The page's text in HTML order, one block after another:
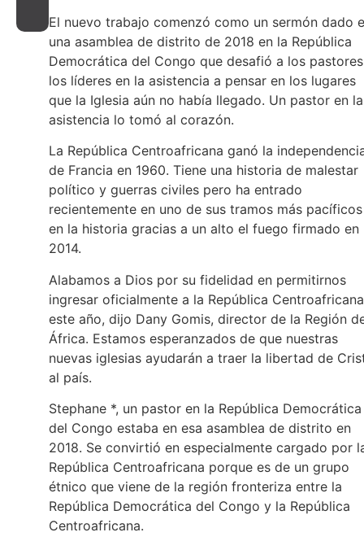
El nuevo trabajo comenzó como un sermón dado
una asamblea de distrito de 2018 en la República
Democrática del Congo que desafió a los
los líderes en la asistencia a pensar en los lugares
que la Iglesia aún no había llegado. Un pastor en la
asistencia lo tomó al corazón.
La República Centroafricana ganó la
de Francia en 1960. Tiene una historia de malestar
político y guerras civiles pero ha entrado
recientemente en uno de sus tramos más pacíficos
en la historia gracias a un alto el fuego firmado en
2014.
Alabamos a Dios por su fidelidad en permitirnos
ingresar oficialmente a la República Centroafricana
este año, dijo Dany Gomis, director de la Región
África. Estamos esperanzados de que nuestras
nuevas iglesias ayudarán a traer la libertad de
al país.
Stephane *, un pastor en la República Democrática
del Congo estaba en esa asamblea de distrito en
2018. Se convirtió en especialmente cargado por
República Centroafricana porque es de un grupo
étnico que viene de la región fronteriza entre la
República Democrática del Congo y la República
Centroafricana.